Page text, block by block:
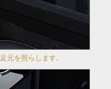
元を照らします。